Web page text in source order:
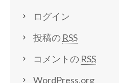
ログイン
投稿の RSS
コメントの RSS
WordPress.org